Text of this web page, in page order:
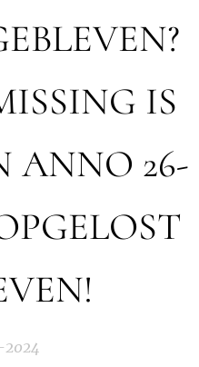
IS
ANNO 26-